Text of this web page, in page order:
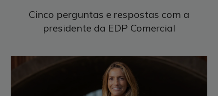
Cinco perguntas e respostas com a
presidente da EDP Comercial